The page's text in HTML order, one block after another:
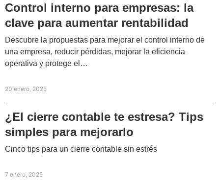
Control interno para empresas: la
clave para aumentar rentabilidad
Descubre la propuestas para mejorar el control interno de
una empresa, reducir pérdidas, mejorar la eficiencia
operativa y protege el…
20 enero, 2025
¿El cierre contable te estresa? Tips
simples para mejorarlo
Cinco tips para un cierre contable sin estrés
7 enero, 2025